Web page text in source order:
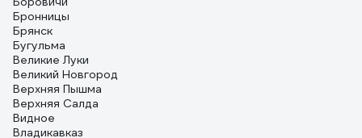
Бронницы
Брянск
Бугульма
Великие Луки
Великий Новгород
Верхняя Пышма
Верхняя Салда
Видное
Владикавказ